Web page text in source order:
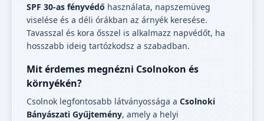
SPF 30-as fényvédő használata, napszemüveg
viselése és a déli órákban az árnyék keresése.
Tavasszal és kora ősszel is alkalmazz napvédőt, ha
hosszabb ideig tartózkodsz a szabadban.
Mit érdemes megnézni Csolnokon és
környékén?
Csolnok legfontosabb látványossága a Csolnoki
Bányászati Gyűjtemény, amely a helyi